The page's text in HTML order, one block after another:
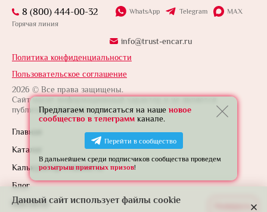
Политика конфиденциальности
Пользовательское соглашение
2026 © Все права защищены.
Сайт носит информационный характер и не является
публичной офертой.
Главная
Каталог
Калькулятор стоимости
Блог
Контакты
8 (800) 444-00-32
Горячая линия
WhatsApp Telegram MAX
info@trust-encar.ru
Данный сайт использует файлы cookie
Предлагаем подписаться на наше новое
сообщество в телеграмм канале.
Перейти в сообщество
В дальнейшем среди подписчиков сообщества проведем
розыгрыш приятных призов!
Развернуть